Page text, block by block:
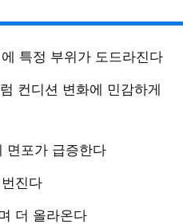
에 특정 부위가 도드라진다
컨디션 변화에 민감하게
면포가 급증한다
진다
더 올라온다